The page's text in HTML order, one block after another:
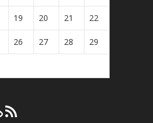
19 20 21 22
26 27 28 29
Flux
RSS